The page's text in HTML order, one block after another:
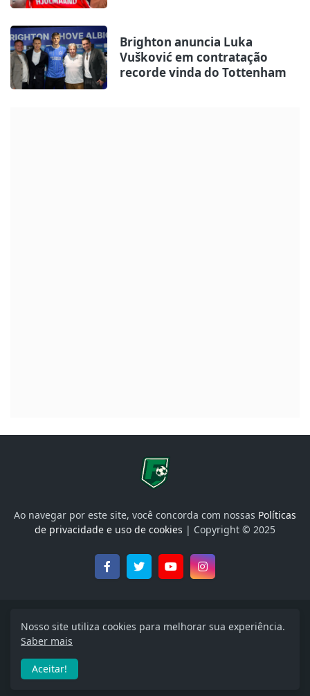
Brighton anuncia Luka
Vušković em contratação
recorde vinda do Tottenham
Ao navegar por este site, você concorda com nossas Políticas
de privacidade e uso de cookies | Copyright © 2025
Onde Assistir, Libertadores, Brasileirão e muito mais
Quem Somos
Nosso site utiliza cookies para melhorar sua experiência.
Saber mais
Aceitar!